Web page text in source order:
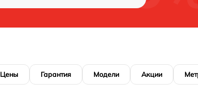
Цены Гарантия Модели Акции